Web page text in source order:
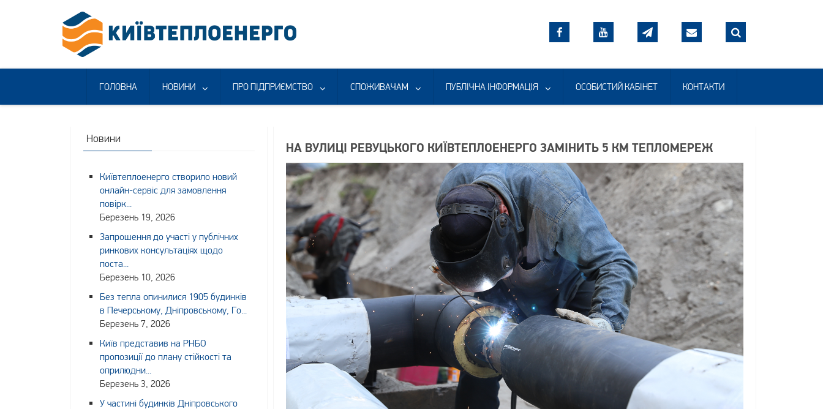
ГОЛОВНА НОВИНИ ПРО ПІДПРИЄМСТВО СПОЖИВАЧАМ ПУБЛІЧНА ІНФОРМАЦІЯ ОСОБИСТИЙ КАБІНЕТ КОНТАКТИ
НА ВУЛИЦІ РЕВУЦЬКОГО КИЇВТЕПЛОЕНЕРГО ЗАМІНИТЬ 5 КМ ТЕПЛОМЕРЕЖ
Новини
Київтеплоенерго створило новий
онлайн-сервіс для замовлення
повірк...
Березень 19, 2026
Запрошення до участі у публічних
ринкових консультаціях щодо
поста...
Березень 10, 2026
Без тепла опинилися 1905 будинків
в Печерському, Дніпровському, Го...
Березень 7, 2026
Київ представив на РНБО
пропозиції до плану стійкості та
оприлюдни...
Березень 3, 2026
У частині будинків Дніпровського